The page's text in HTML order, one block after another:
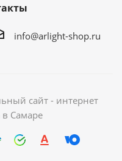
info@arlight-shop.ru
сайт - интернет
в Самаре